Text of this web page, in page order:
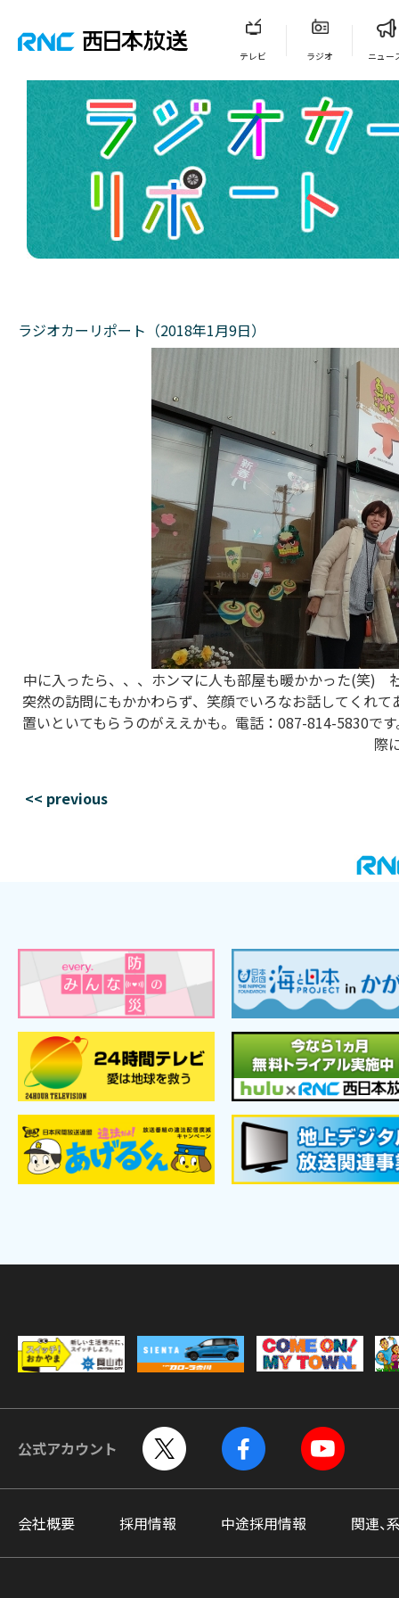
テレビ ラジオ ニュー
ラジオカーリポート（2018年1月9日）
中に入ったら、、、ホンマに人も部屋も暖かかった(笑)
突然の訪問にもかかわらず、笑顔でいろなお話してくれ
置いといてもらうのがええかも。電話：087-814-5830で
際
<< previous
公式アカウント
会社概要 採用情報 中途採用情報 関連、